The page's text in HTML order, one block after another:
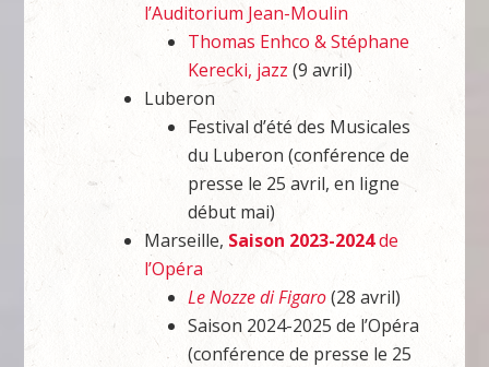
l’Auditorium Jean-Moulin
Thomas Enhco & Stéphane
Kerecki, jazz (9 avril)
Luberon
Festival d’été des Musicales
du Luberon (conférence de
presse le 25 avril, en ligne
début mai)
Marseille, Saison 2023-2024de
l’Opéra
Le Nozze di Figaro(28 avril)
Saison 2024-2025 de l’Opéra
(conférence de presse le 25